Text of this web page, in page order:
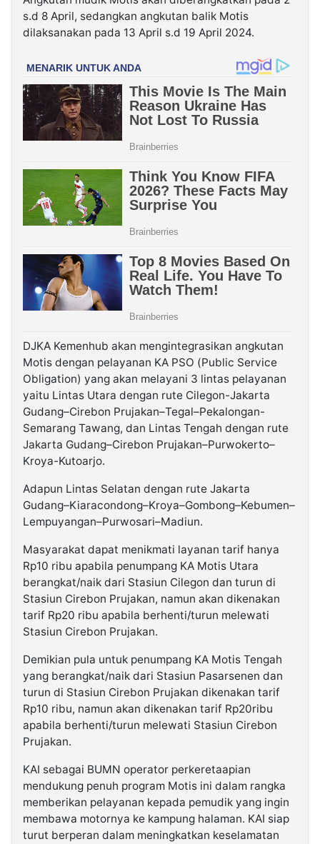
s.d 8 April, sedangkan angkutan balik Motis
dilaksanakan pada 13 April s.d 19 April 2024.
DJKA Kemenhub akan mengintegrasikan angkutan
Motis dengan pelayanan KA PSO (Public Service
Obligation) yang akan melayani 3 lintas pelayanan
yaitu Lintas Utara dengan rute Cilegon-Jakarta
Gudang–Cirebon Prujakan–Tegal–Pekalongan-
Semarang Tawang, dan Lintas Tengah dengan rute
Jakarta Gudang–Cirebon Prujakan–Purwokerto–
Kroya-Kutoarjo.
Adapun Lintas Selatan dengan rute Jakarta
Gudang–Kiaracondong–Kroya–Gombong–Kebumen–
Lempuyangan–Purwosari–Madiun.
Masyarakat dapat menikmati layanan tarif hanya
Rp10 ribu apabila penumpang KA Motis Utara
berangkat/naik dari Stasiun Cilegon dan turun di
Stasiun Cirebon Prujakan, namun akan dikenakan
tarif Rp20 ribu apabila berhenti/turun melewati
Stasiun Cirebon Prujakan.
Demikian pula untuk penumpang KA Motis Tengah
yang berangkat/naik dari Stasiun Pasarsenen dan
turun di Stasiun Cirebon Prujakan dikenakan tarif
Rp10 ribu, namun akan dikenakan tarif Rp20ribu
apabila berhenti/turun melewati Stasiun Cirebon
Prujakan.
KAI sebagai BUMN operator perkeretaapian
mendukung penuh program Motis ini dalam rangka
memberikan pelayanan kepada pemudik yang ingin
membawa motornya ke kampung halaman. KAI siap
turut berperan dalam meningkatkan keselamatan